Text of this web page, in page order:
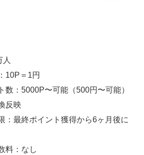
人
10P ＝ 1円
数： 5000P〜可能（500円〜可能）
反映
：最終ポイント獲得から6ヶ月後に
料：なし